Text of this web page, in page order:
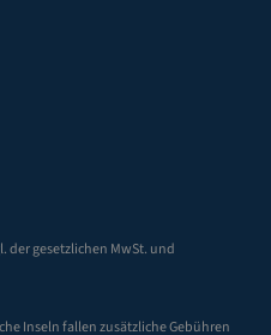
der gesetzlichen MwSt. und
Inseln fallen zusätzliche Gebühren